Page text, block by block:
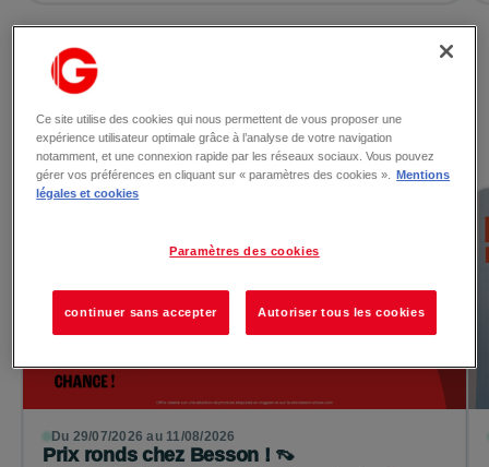
Les promotions
Du 29/07/2026 au 11/08/2026
Prix ronds chez Besson ! 👡
Ce site utilise des cookies qui nous permettent de vous proposer une
expérience utilisateur optimale grâce à l’analyse de votre navigation
notamment, et une connexion rapide par les réseaux sociaux. Vous pouvez
gérer vos préférences en cliquant sur « paramètres des cookies ».
Mentions
légales et cookies
Paramètres des cookies
continuer sans accepter Autoriser tous les cookies